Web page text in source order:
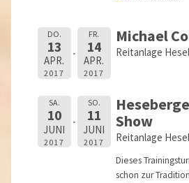
DO.
13
APR.
2017
FR.
14
APR.
2017
Michael
Reitanlage
SA.
10
JUNI
2017
SO.
11
JUNI
2017
Show
Reitanlage
Dieses
schon zur